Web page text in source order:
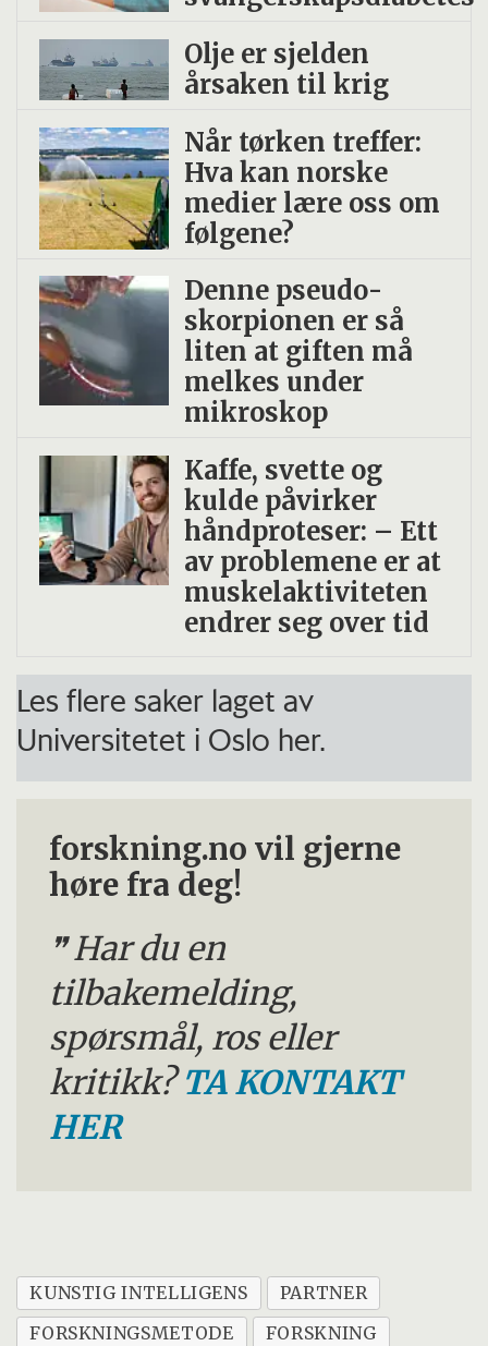
Olje er sjelden
årsaken til krig
Når tørken treffer:
Hva kan norske
medier lære oss om
følgene?
Denne pseudo­
skorpionen er så
liten at giften må
melkes under
mikroskop
Kaffe, svette og
kulde påvirker
håndproteser: – Ett
av problemene er at
muskelaktiviteten
endrer seg over tid
Les flere saker laget av
Universitetet i Oslo her.
forskning.no vil gjerne
høre fra deg!
Har du en
tilbakemelding,
spørsmål, ros eller
kritikk?TA KONTAKT
HER
KUNSTIG INTELLIGENS
PARTNER
FORSKNINGSMETODE
FORSKNING